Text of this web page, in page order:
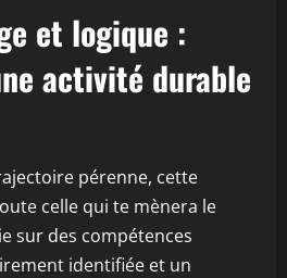
et logique :
activité durable
pérenne, cette
celle qui te mènera le
sur des compétences
identifiée et un